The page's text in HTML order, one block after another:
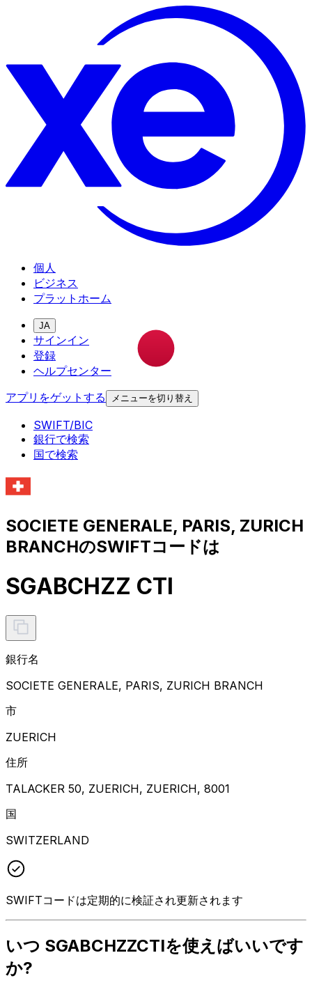
個人
ビジネス
プラットホーム
JA
サインイン
登録
ヘルプセンター
アプリをゲットする
メニューを切り替え
SWIFT/BIC
銀行で検索
国で検索
SOCIETE GENERALE, PARIS, ZURICH
BRANCHのSWIFTコードは
SGABCHZZ CTI
銀行名
SOCIETE GENERALE, PARIS, ZURICH BRANCH
市
ZUERICH
住所
TALACKER 50, ZUERICH, ZUERICH, 8001
国
SWITZERLAND
SWIFTコードは定期的に検証され更新されます
いつ SGABCHZZCTIを使えばいいです
か?